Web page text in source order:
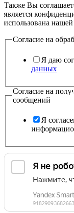
Также Вы
является
использована
Согласие на
Я даю
данных
Согласие на
сообщений
Я